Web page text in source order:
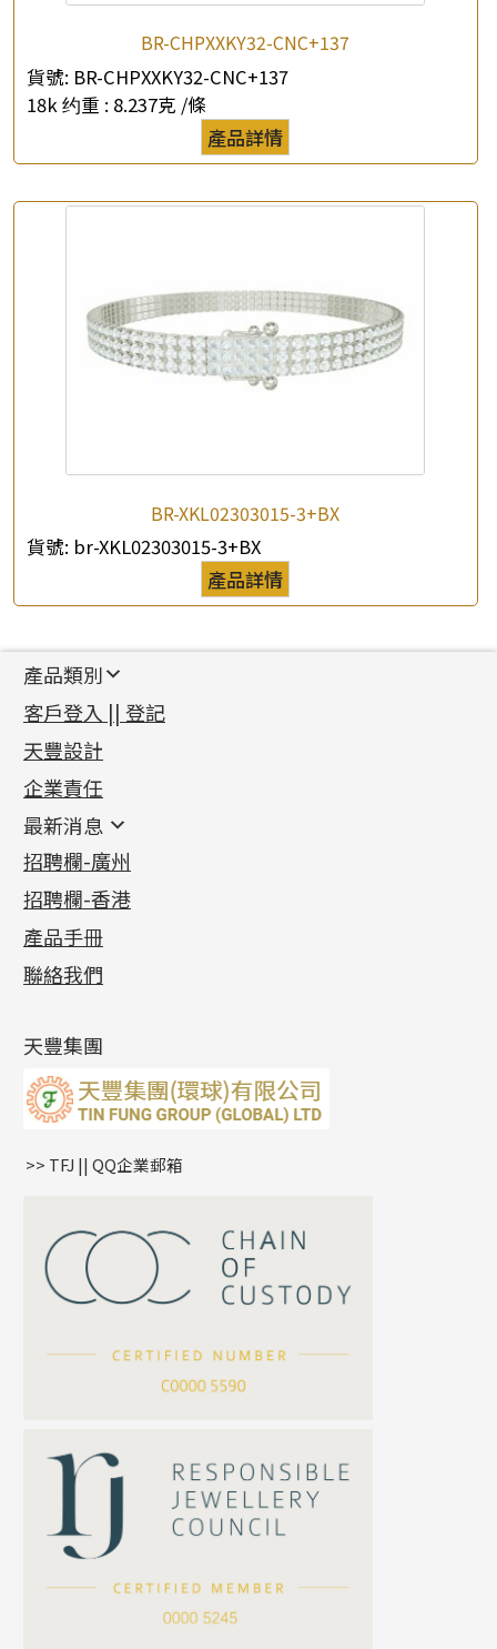
BR-CHPXXKY32-CNC+137
貨號: BR-CHPXXKY32-CNC+137
18k 约重 : 8.237克 /條
產品詳情
BR-XKL02303015-3+BX
貨號: br-XKL02303015-3+BX
產品詳情
公司名稱
聯絡電話
產品類別
新產品
足金系列
足金配件
機織鏈系列
珠仔鏈
镶口链
管狀網鏈
十字車花鏈系列
十字閃O鏈系列
十字錘打鏈系列
側身車花鏈系列
側身鏈系列
雙十字鏈系列
水波鏈系列
蛇骨鏈系列
鏈尾系列
嘴唇鏈系列
S車花鏈系列
珍珠鏈系列
坦克鏈系列
滿天星鏈系列
方假繩鏈系列
首飾配件
耳環類配件
卷迫系列
螺絲迫系列
梅花迫系列
平臺迫系列
綫拍系列
美拍系列
耳環扣系列
耳綫/耳鈎系列
耳環爪頭
耳環
鏈類配件
動感車花吊墜
調節珠系列
生圈扣系列
龍蝦扣系列
鴨俐制系列
字母吊墜
相盒吊墜
項鏈吊墜
生肖吊墜
星座吊墜
珠扣
其他類配件
珠盤系列
袖口鈕系列
焊片及鐳射綫
空心車花管
珠類配件
無孔光身珠
空心光身珠
無孔批花珠
鑲口類
四爪頭系列
六爪頭系列
車花片
動感車花片
鑲口戒指
鑲口手鏈系列
首飾系列
手镯系列
戒指系列
空心耳環
空心车花管首饰链
空心手鐲系列
貴金屬原料
千足金
記憶金屬系列
記憶戒指
拉簧珠珠手鏈
記憶鈦手鐲
客戶登入 || 登記
天豐設計
企業責任
最新消息
最新消息
各項證書(2)
相片集(9)
展覽會資訊
最新產品資訊
招聘欄-廣州
招聘欄-香港
產品手冊
聯絡我們
天豐集團
>> TFJ || QQ企業郵箱